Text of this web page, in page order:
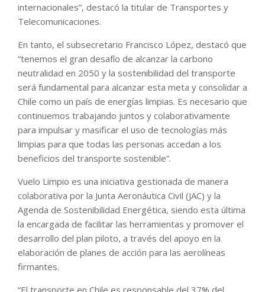
internacionales”, destacó la titular de Transportes y
Telecomunicaciones.
En tanto, el subsecretario Francisco López, destacó que
“tenemos el gran desafío de alcanzar la carbono
neutralidad en 2050 y la sostenibilidad del transporte
será fundamental para alcanzar esta meta y consolidar a
Chile como un país de energías limpias. Es necesario que
continuemos trabajando juntos y colaborativamente
para impulsar y masificar el uso de tecnologías más
limpias para que todas las personas accedan a los
beneficios del transporte sostenible”.
Vuelo Limpio es una iniciativa gestionada de manera
colaborativa por la Junta Aeronáutica Civil (JAC) y la
Agenda de Sostenibilidad Energética, siendo esta última
la encargada de facilitar las herramientas y promover el
desarrollo del plan piloto, a través del apoyo en la
elaboración de planes de acción para las aerolíneas
firmantes.
“El transporte en Chile es responsable del 37% del